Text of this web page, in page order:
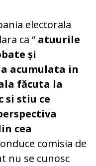
electorala
ca “ atuurile
și
acumulata in
făcuta la
si stiu ce
cea
comisia de
nu se cunosc